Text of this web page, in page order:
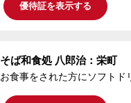
優待証を表示する
そば和食処 八郎治：栄町
お食事をされた方にソフトド